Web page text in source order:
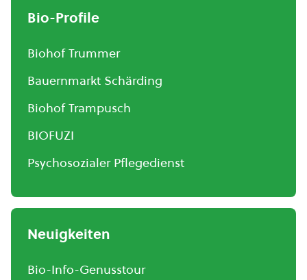
Bio-Profile
Biohof Trummer
Bauernmarkt Schärding
Biohof Trampusch
BIOFUZI
Psychosozialer Pflegedienst
Neuigkeiten
Bio-Info-Genusstour